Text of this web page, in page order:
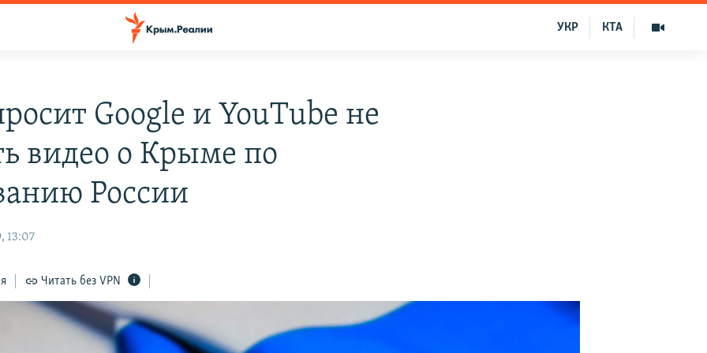
КТА
УКР
Google и YouTube не
видео о Крыме по
России
13:07
Читать без VPN